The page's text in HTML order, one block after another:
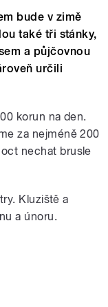
bude v zimě
také tři stánky,
a půjčovnou
určili
korun na den.
za nejméně 200
nechat brusle
Kluziště a
a únoru.